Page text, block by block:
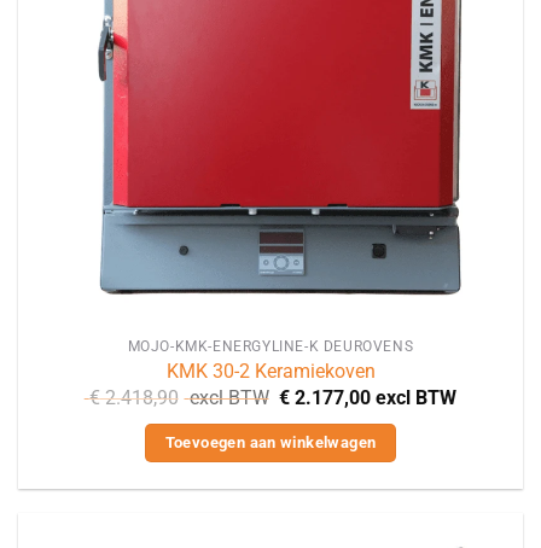
MOJO-KMK-ENERGYLINE-K DEUROVENS
KMK 30-2 Keramiekoven
€2.418,90 excl BTW € 2.177,00 excl BTW
Toevoegen aan winkelwagen